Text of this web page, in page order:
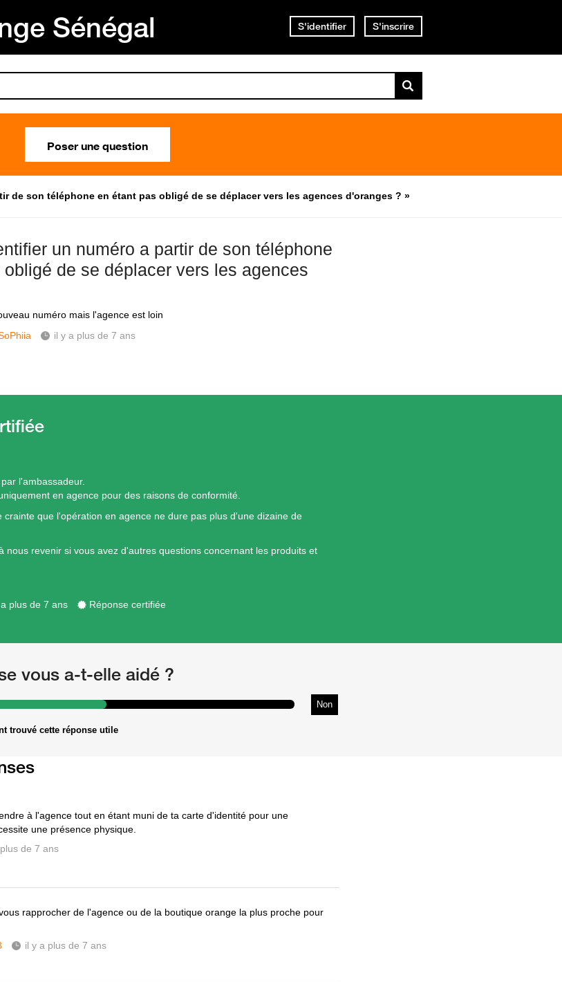
Sénégal S'identifier S'inscrire
Poser une question
de son téléphone en étant pas obligé de se déplacer vers les agences d'oranges ? »
un numéro a partir de son téléphone
de se déplacer vers les agences
numéro mais l'agence est loin
il y a plus de 7 ans
l'ambassadeur.
en agence pour des raisons de conformité.
crainte que l'opération en agence ne dure pas plus d'une dizaine de
nous revenir si vous avez d'autres questions concernant les produits et
plus de 7 ans Réponse certifiée
vous a-t-elle aidé ?
Non
trouvé cette réponse utile
à l'agence tout en étant muni de ta carte d'identité pour une
une présence physique.
de 7 ans
rapprocher de l'agence ou de la boutique orange la plus proche pour
il y a plus de 7 ans